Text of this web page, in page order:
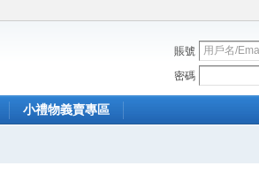
賬號
密碼
小禮物義賣專區